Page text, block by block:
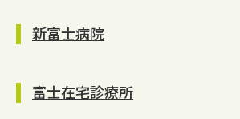
新富士病院
富士在宅診療所